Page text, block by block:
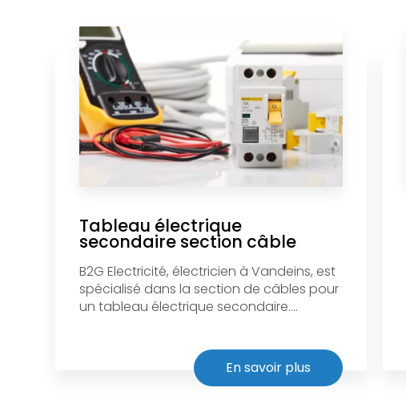
Tableau électrique
secondaire section câble
B2G Electricité, électricien à Vandeins, est
spécialisé dans la section de câbles pour
un tableau électrique secondaire....
En savoir plus